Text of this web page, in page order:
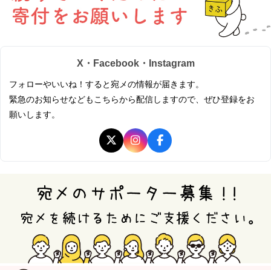
X・Facebook・Instagram
フォローやいいね！すると宛メの情報が届きます。
緊急のお知らせなどもこちらから配信しますので、ぜひ登録をお
願いします。